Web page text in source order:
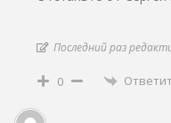
Последний раз
0